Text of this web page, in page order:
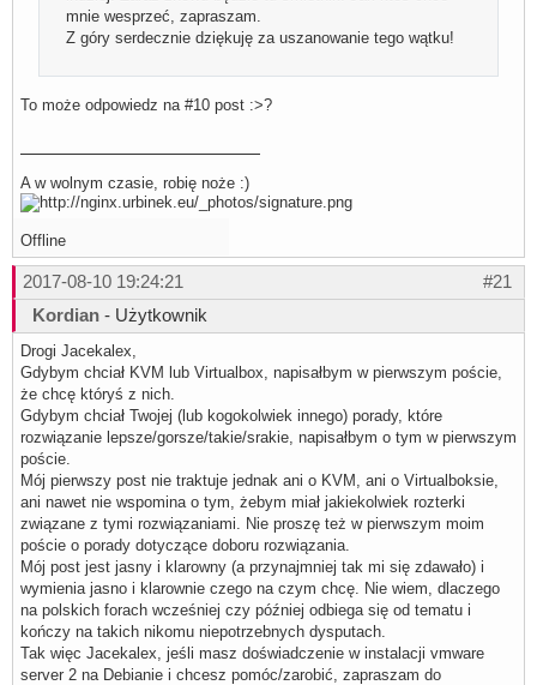
mnie wesprzeć, zapraszam.
Z góry serdecznie dziękuję za uszanowanie tego wątku!
To może odpowiedz na #10 post :>?
A w wolnym czasie, robię noże :)
Offline
#21
2017-08-10 19:24:21
Kordian - Użytkownik
Drogi Jacekalex,
Gdybym chciał KVM lub Virtualbox, napisałbym w pierwszym poście,
że chcę któryś z nich.
Gdybym chciał Twojej (lub kogokolwiek innego) porady, które
rozwiązanie lepsze/gorsze/takie/srakie, napisałbym o tym w pierwszym
poście.
Mój pierwszy post nie traktuje jednak ani o KVM, ani o Virtualboksie,
ani nawet nie wspomina o tym, żebym miał jakiekolwiek rozterki
związane z tymi rozwiązaniami. Nie proszę też w pierwszym moim
poście o porady dotyczące doboru rozwiązania.
Mój post jest jasny i klarowny (a przynajmniej tak mi się zdawało) i
wymienia jasno i klarownie czego na czym chcę. Nie wiem, dlaczego
na polskich forach wcześniej czy później odbiega się od tematu i
kończy na takich nikomu niepotrzebnych dysputach.
Tak więc Jacekalex, jeśli masz doświadczenie w instalacji vmware
server 2 na Debianie i chcesz pomóc/zarobić, zapraszam do